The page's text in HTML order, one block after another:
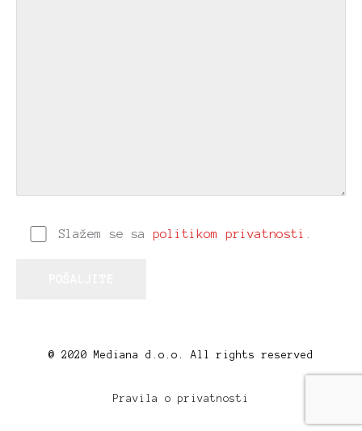
Slažem se sapolitikom privatnosti
@ 2020 Mediana d.o.o. All rights reserved
Pravila o privatnosti